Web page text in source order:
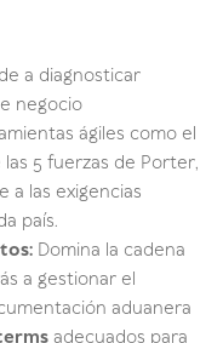
a diagnosticar
negocio
ágiles como el
las 5 fuerzas de Porter,
las exigencias
país.
Domina la cadena
a gestionar el
aduanera
adecuados para